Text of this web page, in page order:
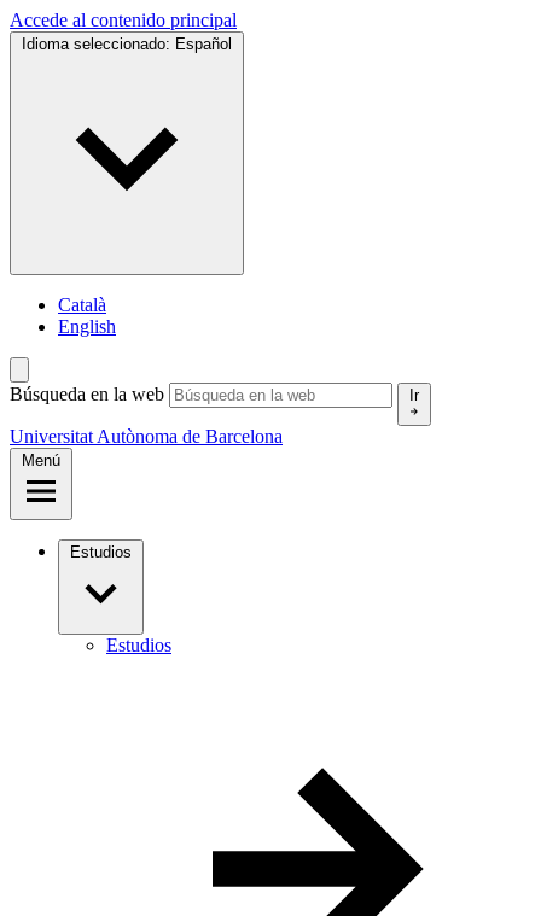
Accede al contenido principal
Idioma seleccionado: Español
Català
English
Búsqueda en la web Ir
Universitat Autònoma de Barcelona
Menú
Estudios
Estudios